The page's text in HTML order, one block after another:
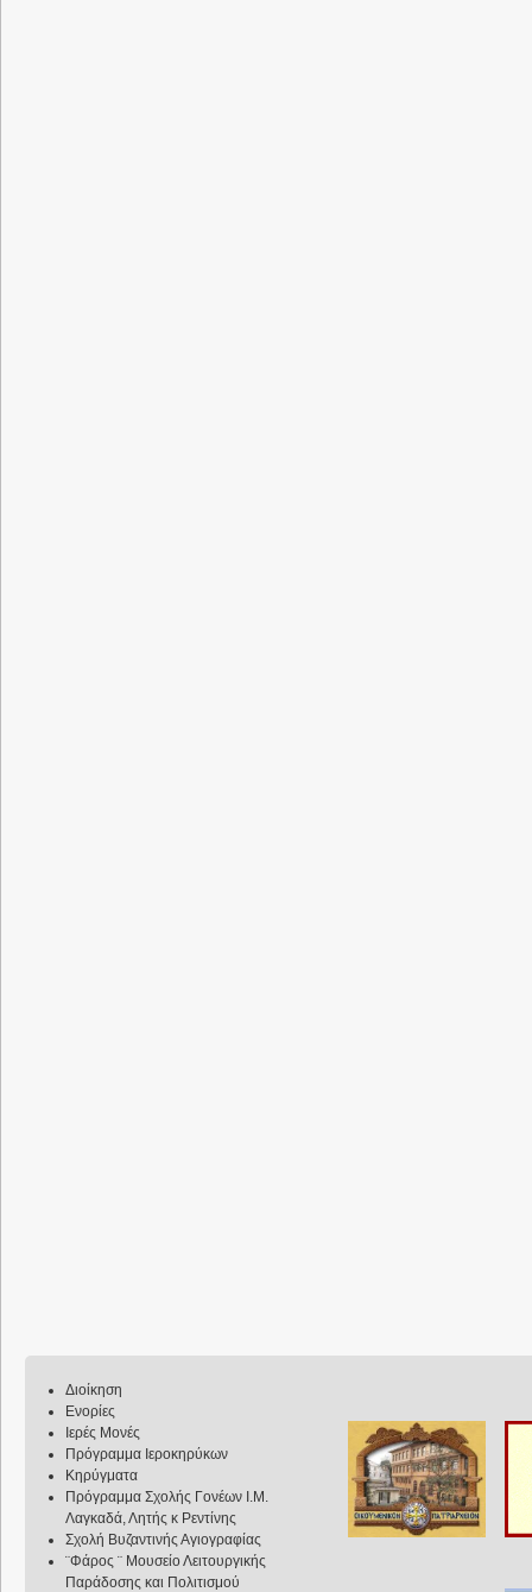
Διοίκηση
Ενορίες
Ιερές Μονές
Πρόγραμμα Ιεροκηρύκων
Κηρύγματα
Πρόγραμμα Σχολής Γονέων Ι.Μ.
Λαγκαδά, Λητής κ Ρεντίνης
Σχολή Βυζαντινής Αγιογραφίας
¨Φάρος ¨ Μουσείο Λειτουργικής
Παράδοσης και Πολιτισμού